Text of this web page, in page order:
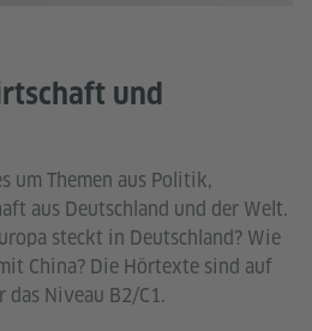
und
um Themen aus Politik,
aus Deutschland und der Welt.
steckt in Deutschland? Wie
China? Die Hörtexte sind auf
das Niveau B2/C1.